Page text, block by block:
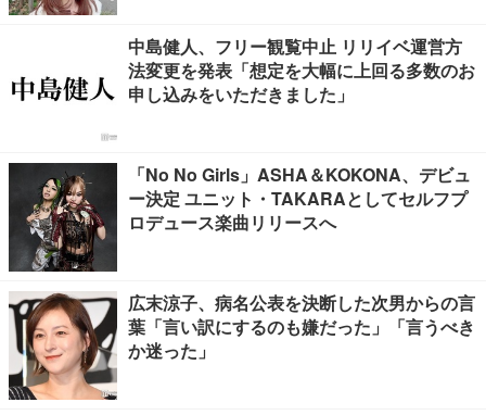
中島健人、フリー観覧中止 リリイベ運営方
法変更を発表「想定を大幅に上回る多数のお
申し込みをいただきました」
「No No Girls」ASHA＆KOKONA、デビュ
ー決定 ユニット・TAKARAとしてセルフプ
ロデュース楽曲リリースへ
広末涼子、病名公表を決断した次男からの言
葉「言い訳にするのも嫌だった」「言うべき
か迷った」